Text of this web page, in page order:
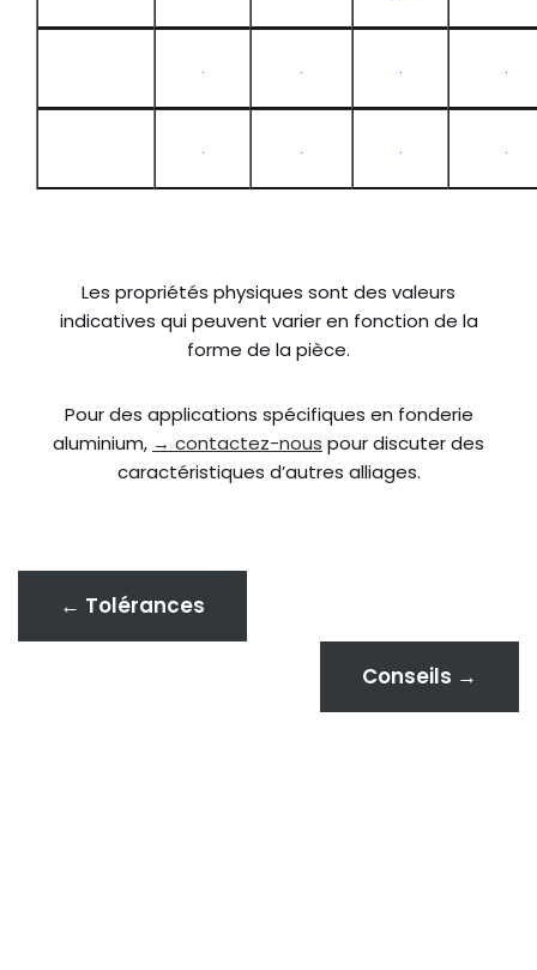
. . . .
. . . .
Les propriétés physiques sont des valeurs
indicatives qui peuvent varier en fonction de la
forme de la pièce.
Pour des applications spécifiques en fonderie
aluminium, → contactez-nous pour discuter des
caractéristiques d’autres alliages.
← Tolérances
Conseils →